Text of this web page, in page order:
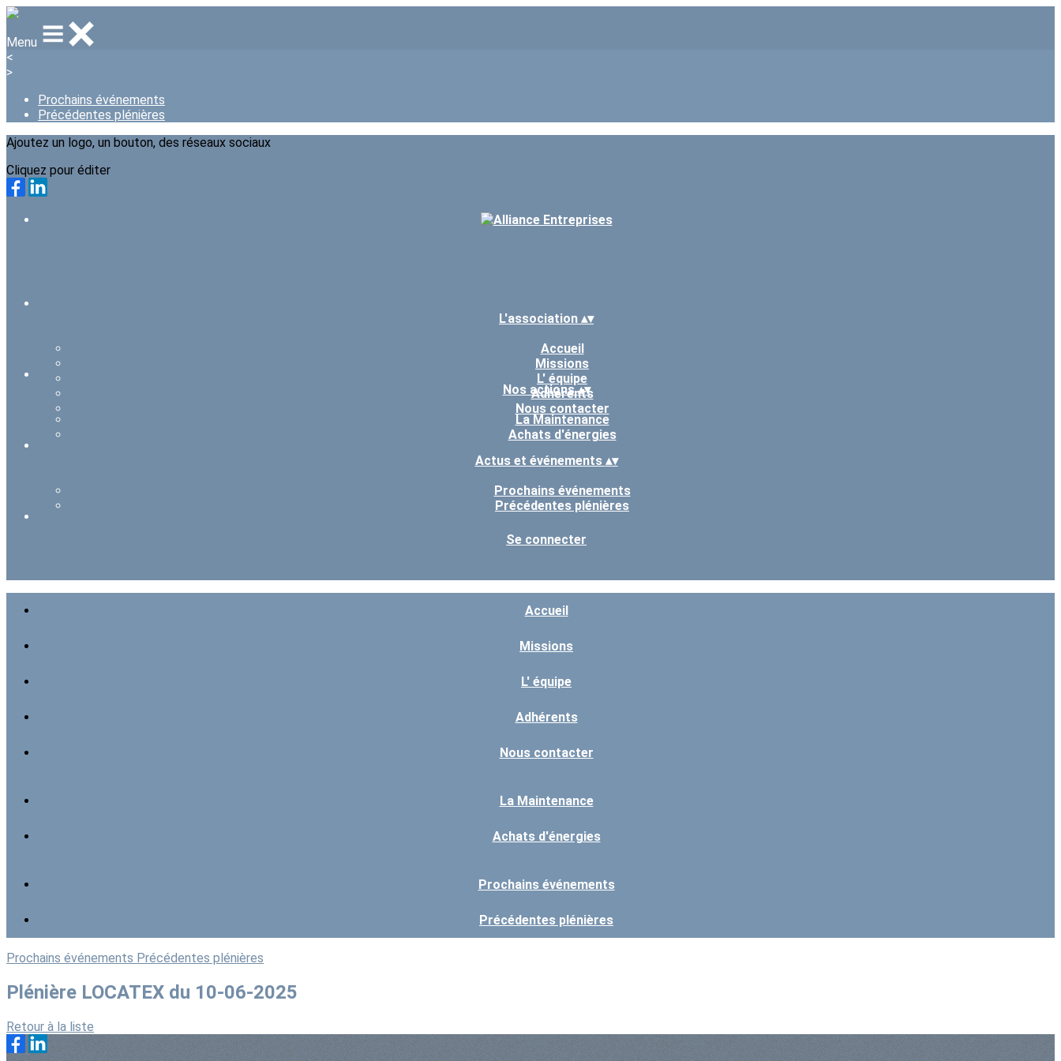
Menu
<
>
Prochains événements
Précédentes plénières
Ajoutez un logo, un bouton, des réseaux sociaux
Cliquez pour éditer
L'association ▴▾
Accueil
Missions
L' équipe
Adhérents
Nous contacter
Nos actions▴▾
La Maintenance
Achats d'énergies
Actus et événements ▴▾
Prochains événements
Précédentes plénières
Se connecter
Accueil
Missions
L' équipe
Adhérents
Nous contacter
La Maintenance
Achats d'énergies
Prochains événements
Précédentes plénières
Prochains événements Précédentes plénières
Plénière LOCATEX du 10-06-2025
Retour à la liste